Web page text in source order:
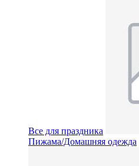
Все для праздника
Пижама/Домашняя одежда